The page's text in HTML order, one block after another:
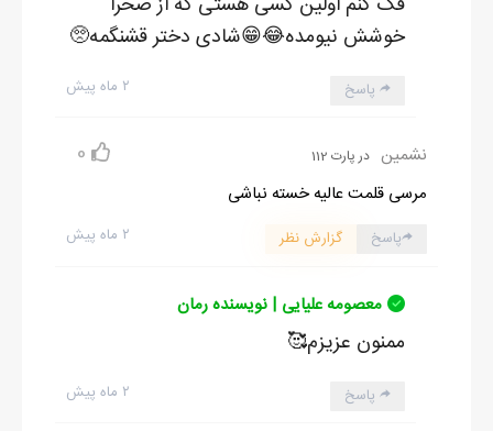
خوشش نیومده😂😁شادی دختر قشنگمه🥺
۲ ماه پیش پاسخ
نشمین در پارت 112 0
مرسی قلمت عالیه خسته نباشی
۲ ماه پیش پاسخ گزارش نظر
معصومه علیایی | نویسنده رمان
ممنون عزیزم🥰
۲ ماه پیش پاسخ